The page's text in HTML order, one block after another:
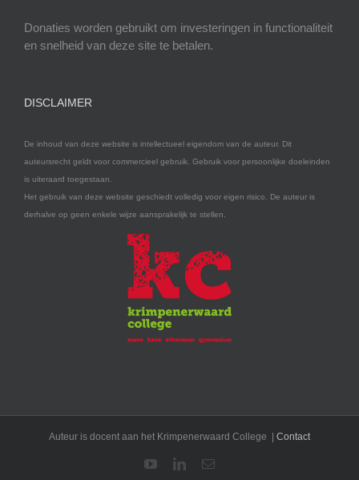
Donaties worden gebruikt om investeringen in functionaliteit
en snelheid van deze site te betalen.
DISCLAIMER
De inhoud van deze website is intellectueel eigendom van de auteur. Dit
auteursrecht geldt voor commercieel gebruik. Gebruik voor persoonlijke doeleinden
is uiteraard toegestaan.
Het gebruik van deze website geschiedt volledig voor eigen risico. De auteur is
derhalve op geen enkele wijze aansprakelijk te stellen.
Auteur is docent aan het Krimpenerwaard College | Contact
YouTubeLinkedIn
E-